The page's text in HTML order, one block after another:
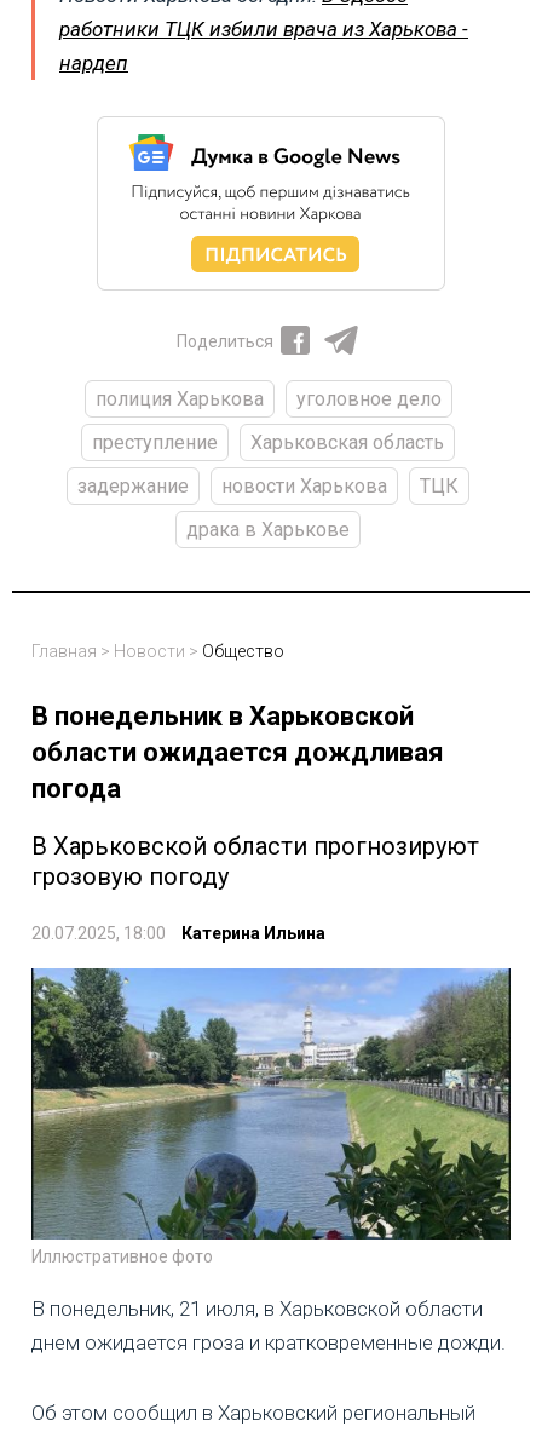
работники ТЦК избили врача из Харькова -
нардеп
Поделиться
полиция Харькова
уголовное дело
преступление
Харьковская область
задержание
новости Харькова
ТЦК
драка в Харькове
Главная > Новости > Общество
В понедельник в Харьковской
области ожидается дождливая
погода
В Харьковской области прогнозируют
грозовую погоду
20.07.2025, 18:00 Катерина Ильина
Иллюстративное фото
В понедельник, 21 июля, в Харьковской области
днем ожидается гроза и кратковременные дожди.
Об этом сообщил в Харьковский региональный